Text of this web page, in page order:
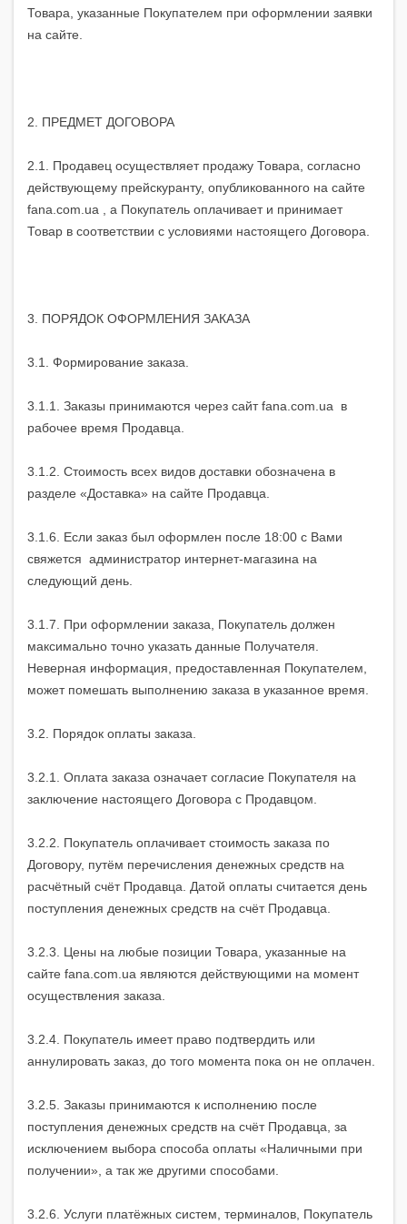
Товара, указанные Покупателем при оформлении заявки
на сайте.
2. ПРЕДМЕТ ДОГОВОРА
2.1. Продавец осуществляет продажу Товара, согласно
действующему прейскуранту, опубликованного на сайте
fana.com.ua , а Покупатель оплачивает и принимает
Товар в соответствии с условиями настоящего Договора.
3. ПОРЯДОК ОФОРМЛЕНИЯ ЗАКАЗА
3.1. Формирование заказа.
3.1.1. Заказы принимаются через сайт fana.com.ua в
рабочее время Продавца.
3.1.2. Стоимость всех видов доставки обозначена в
разделе «Доставка» на сайте Продавца.
3.1.6. Если заказ был оформлен после 18:00 с Вами
свяжется администратор интернет-магазина на
следующий день.
3.1.7. При оформлении заказа, Покупатель должен
максимально точно указать данные Получателя.
Неверная информация, предоставленная Покупателем,
может помешать выполнению заказа в указанное время.
3.2. Порядок оплаты заказа.
3.2.1. Оплата заказа означает согласие Покупателя на
заключение настоящего Договора с Продавцом.
3.2.2. Покупатель оплачивает стоимость заказа по
Договору, путём перечисления денежных средств на
расчётный счёт Продавца. Датой оплаты считается день
поступления денежных средств на счёт Продавца.
3.2.3. Цены на любые позиции Товара, указанные на
сайте fana.com.ua являются действующими на момент
осуществления заказа.
3.2.4. Покупатель имеет право подтвердить или
аннулировать заказ, до того момента пока он не оплачен.
3.2.5. Заказы принимаются к исполнению после
поступления денежных средств на счёт Продавца, за
исключением выбора способа оплаты «Наличными при
получении», а так же другими способами.
3.2.6. Услуги платёжных систем, терминалов, Покупатель